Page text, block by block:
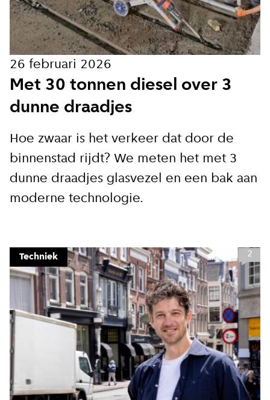
Close
Meld je aan voor onze
update
Blijf moeiteloos op de hoogte van al het
reilen en zeilen rond de bruggen en
onze updates en je mist geen verhaal!
E-mailadres
Hoe vaak wil je van ons horen:
Bij elk nieuw artikel
Wekelijks
Maandelijks
Ik ga akkoord met de
Met 30 tonnen diesel over 3
dunne draadjes
26 februari 2026
Hoe zwaar is het verkeer dat door de
binnenstad rijdt? We meten het met 3
dunne draadjes glasvezel en een bak aan
moderne technologie.
Techniek 2